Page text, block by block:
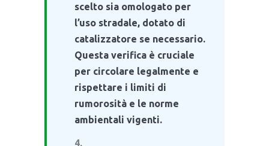
scelto sia omologato per
l’uso stradale, dotato di
catalizzatore se necessario.
Questa verifica è cruciale
per circolare legalmente e
rispettare i limiti di
rumorosità e le norme
ambientali vigenti.